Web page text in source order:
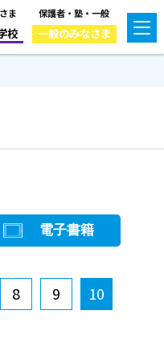
ま
校
保護者・塾・一般
一般のみなさま
電子書籍
8 9 10